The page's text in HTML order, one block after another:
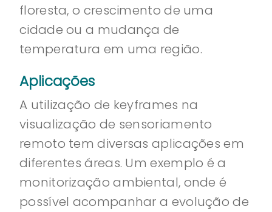
floresta, o crescimento de uma
cidade ou a mudança de
temperatura em uma região.
Aplicações
A utilização de keyframes na
visualização de sensoriamento
remoto tem diversas aplicações em
diferentes áreas. Um exemplo é a
monitorização ambiental, onde é
possível acompanhar a evolução de